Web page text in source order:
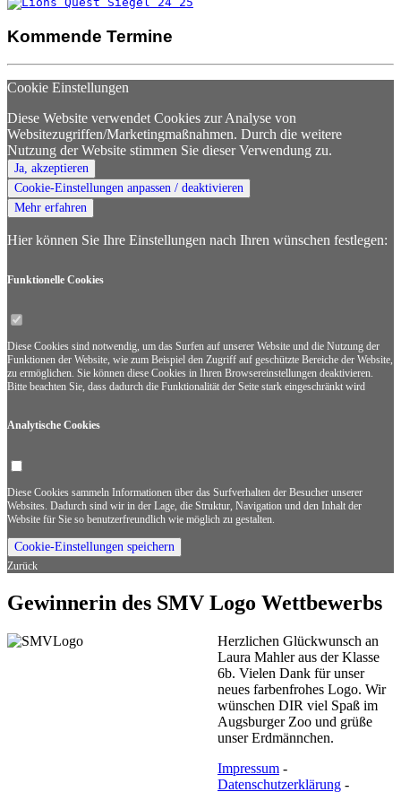
Kommende Termine
Cookie Einstellungen
Diese Website verwendet Cookies zur Analyse von
Websitezugriffen/Marketingmaßnahmen. Durch die weitere
Nutzung der Website stimmen Sie dieser Verwendung zu.
Ja, akzeptieren
Cookie-Einstellungen anpassen / deaktivieren
Mehr erfahren
Hier können Sie Ihre Einstellungen nach Ihren wünschen festlegen:
Funktionelle Cookies
Diese Cookies sind notwendig, um das Surfen auf unserer Website und die Nutzung der
Funktionen der Website, wie zum Beispiel den Zugriff auf geschützte Bereiche der Website,
zu ermöglichen. Sie können diese Cookies in Ihren Browsereinstellungen deaktivieren.
Bitte beachten Sie, dass dadurch die Funktionalität der Seite stark eingeschränkt wird
Analytische Cookies
Diese Cookies sammeln Informationen über das Surfverhalten der Besucher unserer
Websites. Dadurch sind wir in der Lage, die Struktur, Navigation und den Inhalt der
Website für Sie so benutzerfreundlich wie möglich zu gestalten.
Cookie-Einstellungen speichern
Zurück
Gewinnerin des SMV Logo Wettbewerbs
Herzlichen Glückwunsch an
Laura Mahler aus der Klasse
6b. Vielen Dank für unser
neues farbenfrohes Logo. Wir
wünschen DIR viel Spaß im
Augsburger Zoo und grüße
unser Erdmännchen.
Impressum -
Datenschutzerklärung -